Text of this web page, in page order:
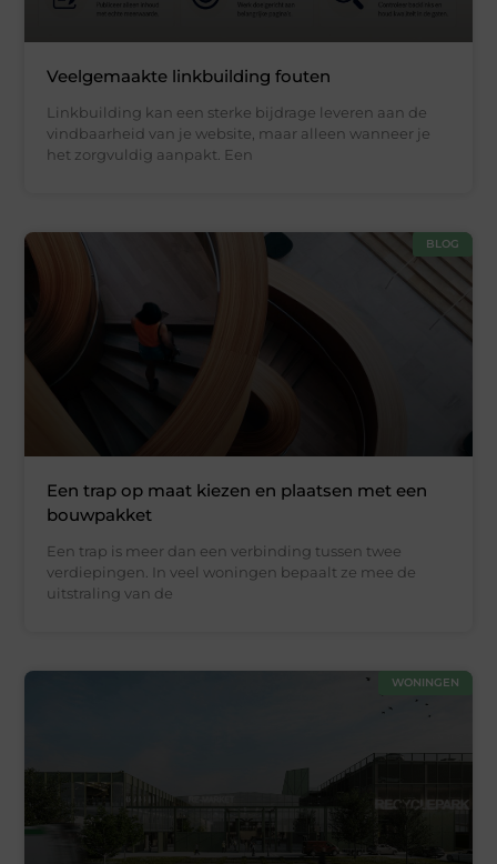
Veelgemaakte linkbuilding fouten
Linkbuilding kan een sterke bijdrage leveren aan de
vindbaarheid van je website, maar alleen wanneer je
het zorgvuldig aanpakt. Een
BLOG
Een trap op maat kiezen en plaatsen met een
bouwpakket
Een trap is meer dan een verbinding tussen twee
verdiepingen. In veel woningen bepaalt ze mee de
uitstraling van de
WONINGEN